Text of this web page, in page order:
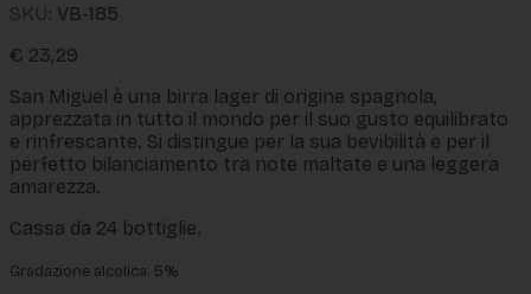
SKU: VB-185
€ 23,29
San Miguel è una birra lager di origine spagnola,
apprezzata in tutto il mondo per il suo gusto equilibrato
e rinfrescante. Si distingue per la sua bevibilità e per il
perfetto bilanciamento tra note maltate e una leggera
amarezza.
Cassa da 24 bottiglie.
Gradazione alcolica: 5%